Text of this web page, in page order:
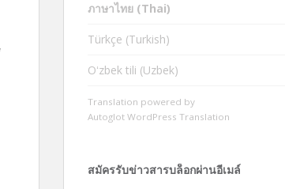
ภาษาไทย (Thai)
Türkçe (Turkish)
Oʻzbek tili (Uzbek)
Translation powered by
Autoglot WordPress Translation
สมัครรับข่าวสารบล็อกผ่านอีเมล์